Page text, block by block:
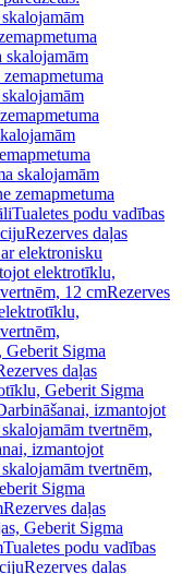
skalojamām
skalojamām
zemapmetuma
Tualetes podu vadības
Rezerves daļas
elektronisku
elektrotīklu,
12 cmRezerves
Sigma
daļas
Geberit Sigma
izmantojot
tvertnēm,
izmantojot
tvertnēm,
Sigma
Rezerves daļas
Geberit Sigma
Tualetes podu vadības
Rezerves daļas